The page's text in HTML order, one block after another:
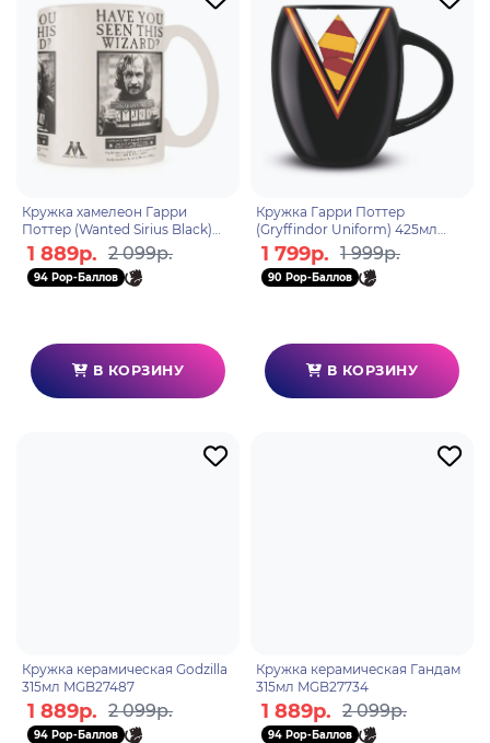
Кружка хамелеон Гарри
Поттер (Wanted Sirius Black)
315мл SCMG25012
1 889р. 2 099р.
94 Pop-Баллов
В КОРЗИНУ
Кружка Гарри Поттер
(Gryffindor Uniform) 425мл
MGO25713
1 799р. 1 999р.
90 Pop-Баллов
В КОРЗИНУ
Кружка керамическая Godzilla
315мл MGB27487
1 889р. 2 099р.
94 Pop-Баллов
Кружка керамическая Гандам
315мл MGB27734
1 889р. 2 099р.
94 Pop-Баллов